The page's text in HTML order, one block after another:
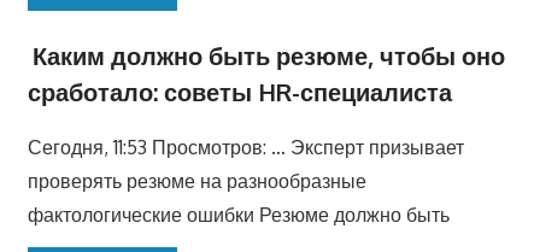
Каким должно быть резюме, чтобы оно
сработало: советы HR-специалиста
Сегодня, 11:53 Просмотров: … Эксперт призывает
проверять резюме на разнообразные
фактологические ошибки Резюме должно быть